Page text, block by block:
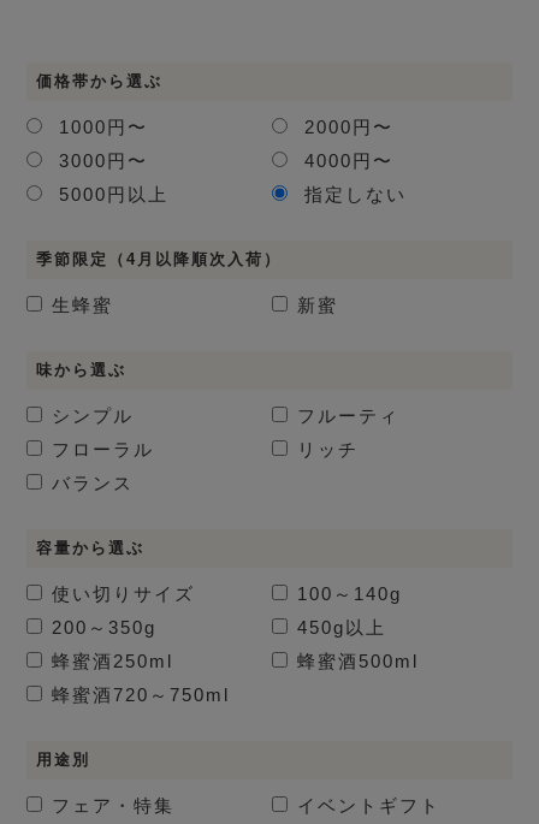
価格帯から選ぶ
1000円〜
2000円〜
3000円〜
4000円〜
5000円以上
指定しない
季節限定（4月以降順次入荷）
生蜂蜜 新蜜
味から選ぶ
シンプル
フルーティ
フローラル
リッチ
バランス
容量から選ぶ
使い切りサイズ
100～140g
200～350g
450g以上
蜂蜜酒 250ml 蜂蜜酒 500ml
蜂蜜酒720～750ml
用途別
フェア・特集
イベントギフト